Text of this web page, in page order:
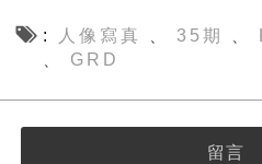
人像寫真 35期
GRD
留言